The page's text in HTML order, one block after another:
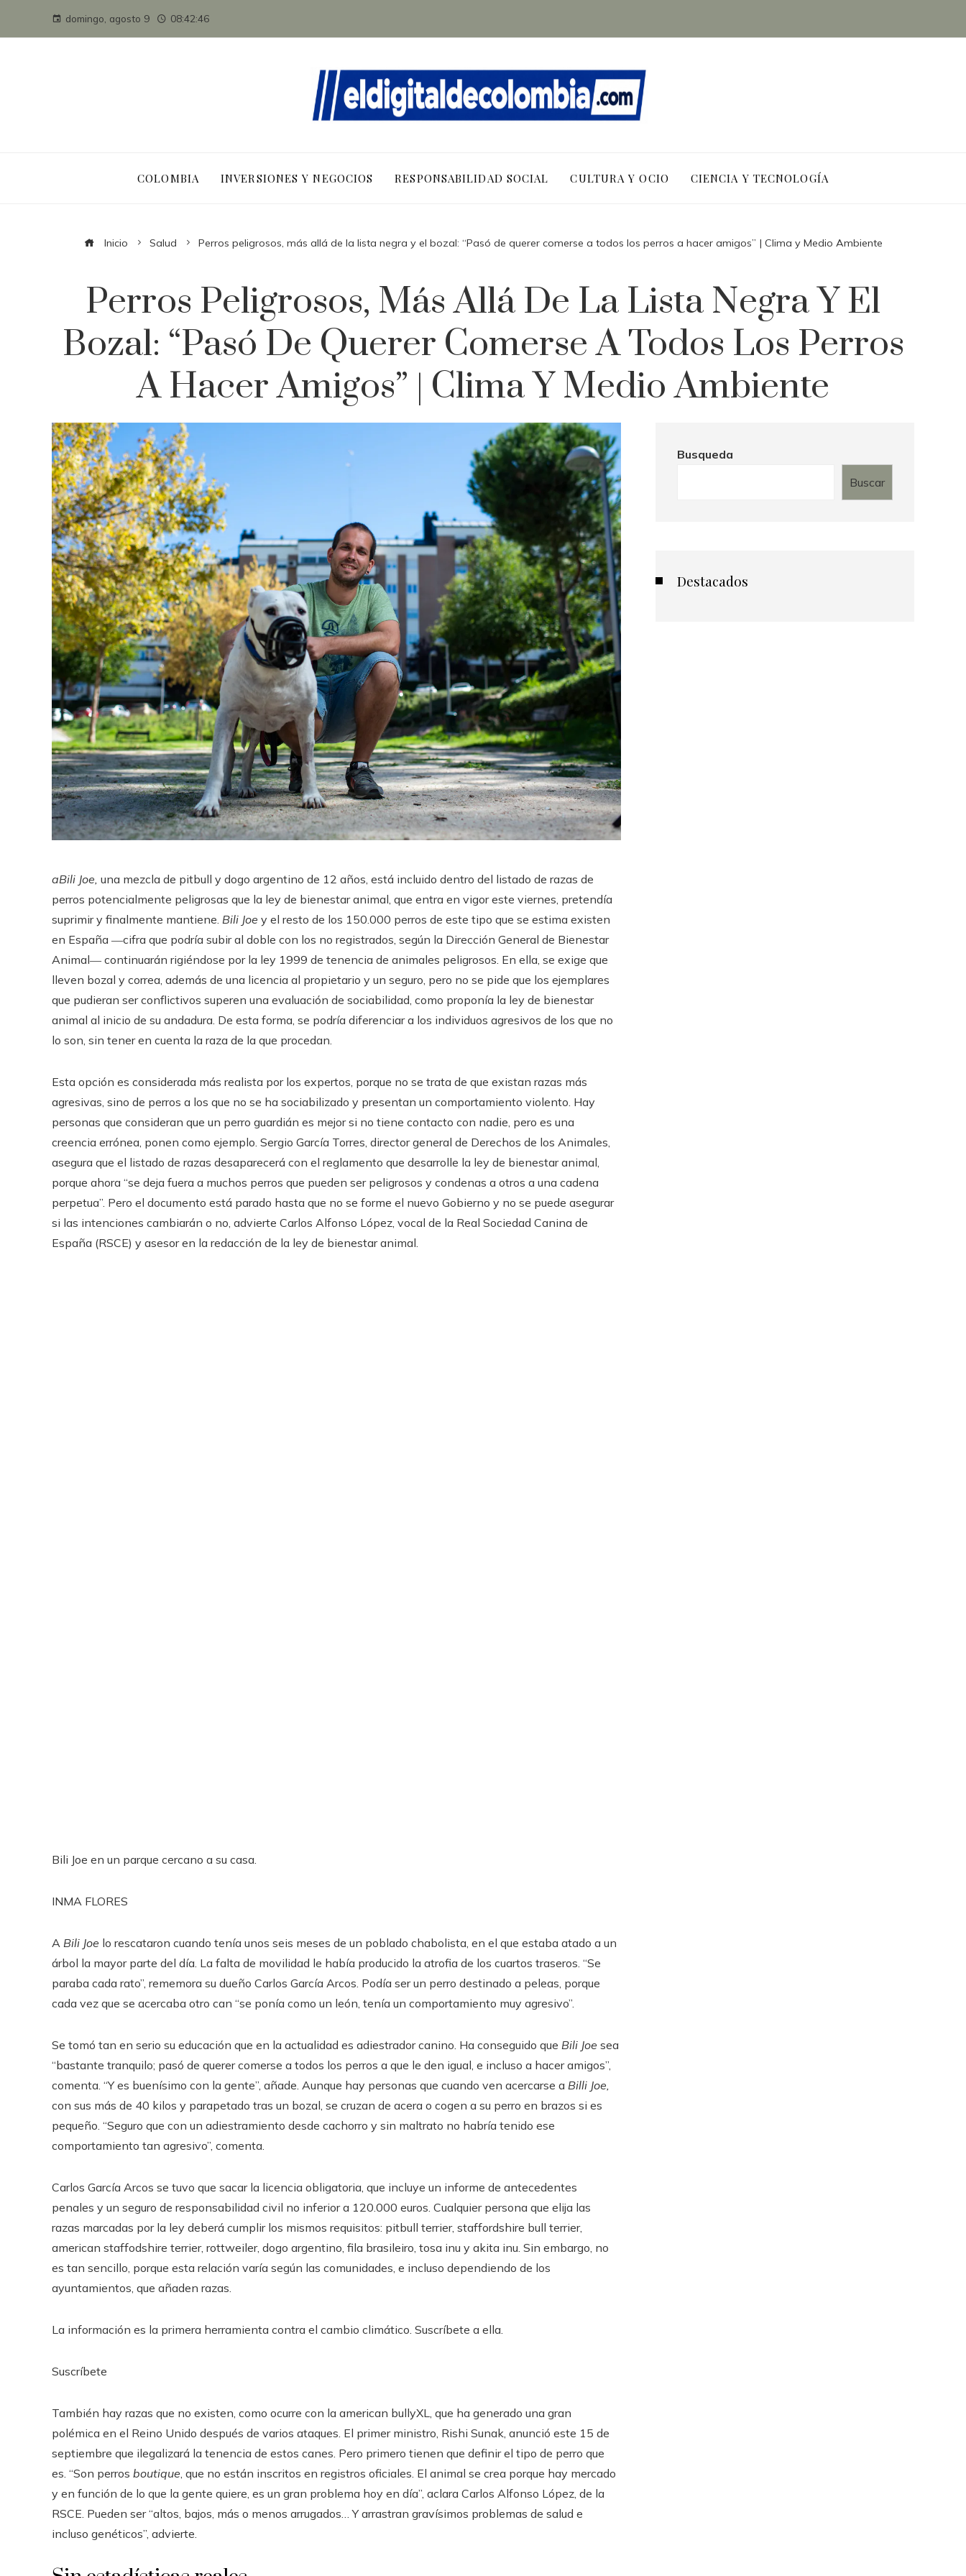
domingo, agosto 9 08:42:48
COLOMBIA INVERSIONES Y NEGOCIOS RESPONSABILIDAD SOCIAL CULTURA Y OCIO CIENCIA Y TECNOLOGÍA
Inicio Salud Perros peligrosos, más allá de la lista negra y el bozal: “Pasó de querer comerse a todos los perros a hacer amigos” | Clima y Medio Ambiente
Perros Peligrosos, Más Allá De La Lista Negra Y El
Bozal: “Pasó De Querer Comerse A Todos Los Perros
A Hacer Amigos” | Clima Y Medio Ambiente
aBili Joe, una mezcla de pitbull y dogo argentino de 12 años, está incluido dentro del listado de razas de
perros potencialmente peligrosas que la ley de bienestar animal, que entra en vigor este viernes, pretendía
suprimir y finalmente mantiene. Bili Joe y el resto de los 150.000 perros de este tipo que se estima existen
en España ―cifra que podría subir al doble con los no registrados, según la Dirección General de Bienestar
Animal― continuarán rigiéndose por la ley 1999 de tenencia de animales peligrosos. En ella, se exige que
lleven bozal y correa, además de una licencia al propietario y un seguro, pero no se pide que los ejemplares
que pudieran ser conflictivos superen una evaluación de sociabilidad, como proponía la ley de bienestar
animal al inicio de su andadura. De esta forma, se podría diferenciar a los individuos agresivos de los que no
lo son, sin tener en cuenta la raza de la que procedan.
Esta opción es considerada más realista por los expertos, porque no se trata de que existan razas más
agresivas, sino de perros a los que no se ha sociabilizado y presentan un comportamiento violento. Hay
personas que consideran que un perro guardián es mejor si no tiene contacto con nadie, pero es una
creencia errónea, ponen como ejemplo. Sergio García Torres, director general de Derechos de los Animales,
asegura que el listado de razas desaparecerá con el reglamento que desarrolle la ley de bienestar animal,
porque ahora “se deja fuera a muchos perros que pueden ser peligrosos y condenas a otros a una cadena
perpetua”. Pero el documento está parado hasta que no se forme el nuevo Gobierno y no se puede asegurar
si las intenciones cambiarán o no, advierte Carlos Alfonso López, vocal de la Real Sociedad Canina de
España (RSCE) y asesor en la redacción de la ley de bienestar animal.
Bili Joe en un parque cercano a su casa.
INMA FLORES
A Bili Joe lo rescataron cuando tenía unos seis meses de un poblado chabolista, en el que estaba atado a un
árbol la mayor parte del día. La falta de movilidad le había producido la atrofia de los cuartos traseros. “Se
paraba cada rato”, rememora su dueño Carlos García Arcos. Podía ser un perro destinado a peleas, porque
cada vez que se acercaba otro can “se ponía como un león, tenía un comportamiento muy agresivo”.
Se tomó tan en serio su educación que en la actualidad es adiestrador canino. Ha conseguido que Bili Joe sea
“bastante tranquilo; pasó de querer comerse a todos los perros a que le den igual, e incluso a hacer amigos”,
comenta. “Y es buenísimo con la gente”, añade. Aunque hay personas que cuando ven acercarse a Billi Joe,
con sus más de 40 kilos y parapetado tras un bozal, se cruzan de acera o cogen a su perro en brazos si es
pequeño. “Seguro que con un adiestramiento desde cachorro y sin maltrato no habría tenido ese
comportamiento tan agresivo”, comenta.
Carlos García Arcos se tuvo que sacar la licencia obligatoria, que incluye un informe de antecedentes
penales y un seguro de responsabilidad civil no inferior a 120.000 euros. Cualquier persona que elija las
razas marcadas por la ley deberá cumplir los mismos requisitos: pitbull terrier, staffordshire bull terrier,
american staffodshire terrier, rottweiler, dogo argentino, fila brasileiro, tosa inu y akita inu. Sin embargo, no
es tan sencillo, porque esta relación varía según las comunidades, e incluso dependiendo de los
ayuntamientos, que añaden razas.
La información es la primera herramienta contra el cambio climático. Suscríbete a ella.
Suscríbete
También hay razas que no existen, como ocurre con la american bullyXL, que ha generado una gran
polémica en el Reino Unido después de varios ataques. El primer ministro, Rishi Sunak, anunció este 15 de
septiembre que ilegalizará la tenencia de estos canes. Pero primero tienen que definir el tipo de perro que
es. “Son perros boutique, que no están inscritos en registros oficiales. El animal se crea porque hay mercado
y en función de lo que la gente quiere, es un gran problema hoy en día”, aclara Carlos Alfonso López, de la
RSCE. Pueden ser “altos, bajos, más o menos arrugados… Y arrastran gravísimos problemas de salud e
incluso genéticos”, advierte.
Busqueda
Buscar
Destacados